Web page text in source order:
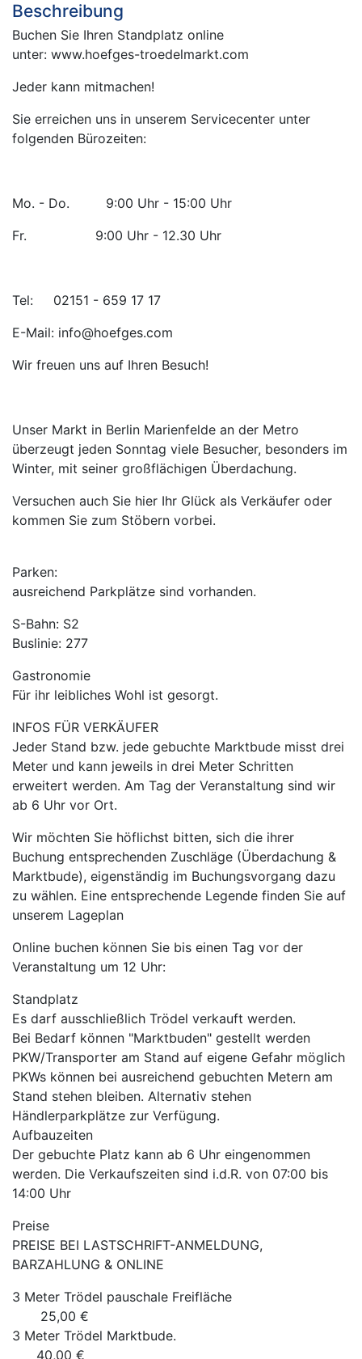
Beschreibung
Buchen Sie Ihren Standplatz online
unter: www.hoefges-troedelmarkt.com
Jeder kann mitmachen!
Sie erreichen uns in unserem Servicecenter unter
folgenden Bürozeiten:
Mo. - Do. 9:00 Uhr - 15:00 Uhr
Fr. 9:00 Uhr - 12.30 Uhr
Tel: 02151 - 659 17 17
E-Mail: info@hoefges.com
Wir freuen uns auf Ihren Besuch!
Unser Markt in Berlin Marienfelde an der Metro
überzeugt jeden Sonntag viele Besucher, besonders im
Winter, mit seiner großflächigen Überdachung.
Versuchen auch Sie hier Ihr Glück als Verkäufer oder
kommen Sie zum Stöbern vorbei.
Parken:
ausreichend Parkplätze sind vorhanden.
S-Bahn: S2
Buslinie: 277
Gastronomie
Für ihr leibliches Wohl ist gesorgt.
INFOS FÜR VERKÄUFER
Jeder Stand bzw. jede gebuchte Marktbude misst drei
Meter und kann jeweils in drei Meter Schritten
erweitert werden. Am Tag der Veranstaltung sind wir
ab 6 Uhr vor Ort.
Wir möchten Sie höflichst bitten, sich die ihrer
Buchung entsprechenden Zuschläge (Überdachung &
Marktbude), eigenständig im Buchungsvorgang dazu
zu wählen. Eine entsprechende Legende finden Sie auf
unserem Lageplan
Online buchen können Sie bis einen Tag vor der
Veranstaltung um 12 Uhr:
Standplatz
Es darf ausschließlich Trödel verkauft werden.
Bei Bedarf können "Marktbuden" gestellt werden
PKW/Transporter am Stand auf eigene Gefahr möglich
PKWs können bei ausreichend gebuchten Metern am
Stand stehen bleiben. Alternativ stehen
Händlerparkplätze zur Verfügung.
Aufbauzeiten
Der gebuchte Platz kann ab 6 Uhr eingenommen
werden. Die Verkaufszeiten sind i.d.R. von 07:00 bis
14:00 Uhr
Preise
PREISE BEI LASTSCHRIFT-ANMELDUNG,
BARZAHLUNG & ONLINE
3 Meter Trödel pauschale Freifläche
25,00 €
3 Meter Trödel Marktbude.
40,00 €